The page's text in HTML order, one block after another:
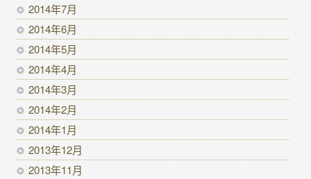
2014年7月
2014年6月
2014年5月
2014年4月
2014年3月
2014年2月
2014年1月
2013年12月
2013年11月